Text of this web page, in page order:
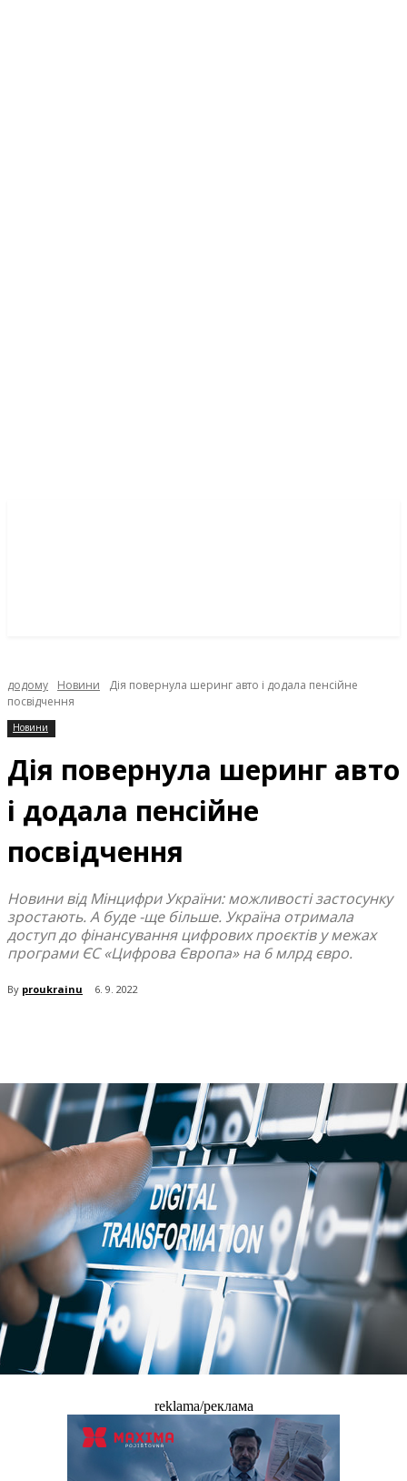
додому Новини
Дія повернула шеринг авто і додала пенсійне
посвідчення
Новини
Дія повернула шеринг авто
і додала пенсійне
посвідчення
Новини від Мінцифри України: можливості застосунку
зростають. А буде -ще більше. Україна отримала
доступ до фінансування цифрових проєктів у межах
програми ЄС «Цифрова Європа» на 6 млрд євро.
By proukrainu 6. 9. 2022
reklama/реклама